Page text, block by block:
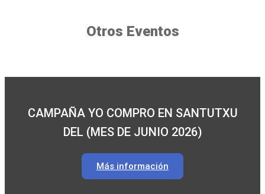
Otros Eventos
CAMPAÑA YO COMPRO EN SANTUTXU
DEL (MES DE JUNIO 2026)
Más información